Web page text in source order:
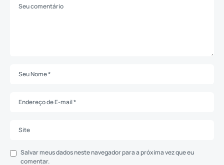
Salvar meus dados neste navegador para a próxima vez que eu
comentar.